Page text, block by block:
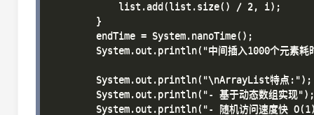
            list.add(list.size() / 2, i);
        }
        endTime = System.nanoTime();
System.out.println("中间插入1000个元素
        System.out.println("\nArrayList特点:");
        System.out.println("- 基于动态数组实现");
System.out.println("- 随机访问速度快